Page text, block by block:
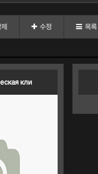
수정 목록
кли